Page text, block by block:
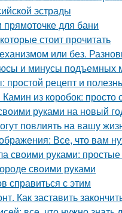
эстрады
прямоточке для бани
стоит прочитать
или без.
и минусы подъемных
рецепт и
из коробок: просто
руками на новый
повлиять на вашу
Все, что вам
своими руками:
своими руками
справиться с этим
Как заставить